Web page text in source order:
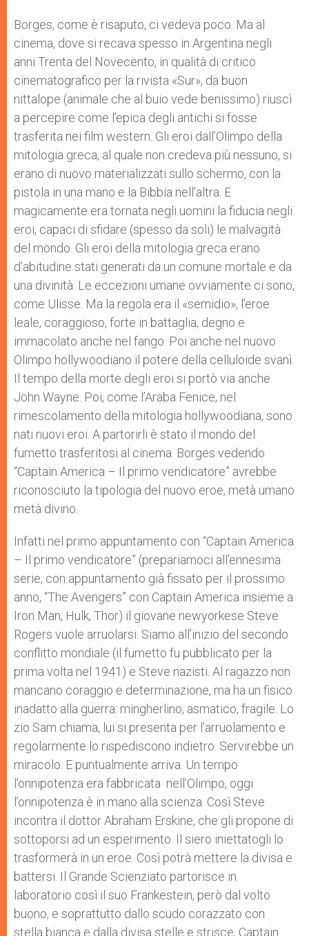
Borges, come è risaputo, ci vedeva poco. Ma al
cinema, dove si recava spesso in Argentina negli
anni Trenta del Novecento, in qualità di critico
cinematografico per la rivista «Sur», da buon
nittalope (animale che al buio vede benissimo) riuscì
a percepire come l’epica degli antichi si fosse
trasferita nei film western. Gli eroi dall’Olimpo della
mitologia greca, al quale non credeva più nessuno, si
erano di nuovo materializzati sullo schermo, con la
pistola in una mano e la Bibbia nell’altra. E
magicamente era tornata negli uomini la fiducia negli
eroi, capaci di sfidare (spesso da soli) le malvagità
del mondo. Gli eroi della mitologia greca erano
d’abitudine stati generati da un comune mortale e da
una divinità. Le eccezioni umane ovviamente ci sono,
come Ulisse. Ma la regola era il «semidio», l’eroe
leale, coraggioso, forte in battaglia, degno e
immacolato anche nel fango. Poi anche nel nuovo
Olimpo hollywoodiano il potere della celluloide svanì.
Il tempo della morte degli eroi si portò via anche
John Wayne. Poi, come l’Araba Fenice, nel
rimescolamento della mitologia hollywoodiana, sono
nati nuovi eroi. A partorirli è stato il mondo del
fumetto trasferitosi al cinema. Borges vedendo
“Captain America – Il primo vendicatore” avrebbe
riconosciuto la tipologia del nuovo eroe, metà umano
metà divino.
Infatti nel primo appuntamento con “Captain America
– Il primo vendicatore” (prepariamoci all’ennesima
serie, con appuntamento già fissato per il prossimo
anno, “The Avengers” con Captain America insieme a
Iron Man, Hulk, Thor) il giovane newyorkese Steve
Rogers vuole arruolarsi. Siamo all’inizio del secondo
conflitto mondiale (il fumetto fu pubblicato per la
prima volta nel 1941) e Steve nazisti. Al ragazzo non
mancano coraggio e determinazione, ma ha un fisico
inadatto alla guerra: mingherlino, asmatico, fragile. Lo
zio Sam chiama, lui si presenta per l’arruolamento e
regolarmente lo rispediscono indietro. Servirebbe un
miracolo. E puntualmente arriva. Un tempo
l’onnipotenza era fabbricata nell’Olimpo, oggi
l’onnipotenza è in mano alla scienza. Così Steve
incontra il dottor Abraham Erskine, che gli propone di
sottoporsi ad un esperimento. Il siero iniettatogli lo
trasformerà in un eroe. Così potrà mettere la divisa e
battersi. Il Grande Scienziato partorisce in
laboratorio così il suo Frankestein, però dal volto
buono, e soprattutto dallo scudo corazzato con
stella bianca e dalla divisa stelle e strisce, Captain